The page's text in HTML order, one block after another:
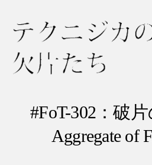
#FoT-302：破
Aggregate of